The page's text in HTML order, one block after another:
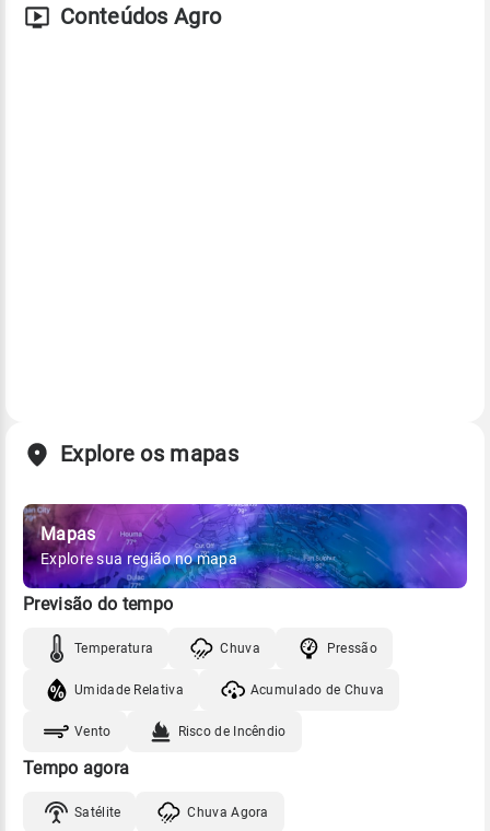
Conteúdos Agro
Explore os mapas
Mapas
Explore sua região no mapa
Previsão do tempo
Temperatura Chuva Pressão
Umidade Relativa Acumulado de Chuva
Vento Risco de Incêndio
Tempo agora
Satélite Chuva Agora